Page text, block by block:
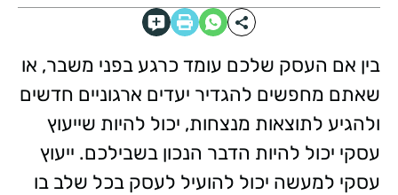
בין אם העסק שלכם עומד כרגע בפני משבר, או
שאתם מחפשים להגדיר יעדים ארגוניים חדשים
ולהגיע לתוצאות מנצחות, יכול להיות שייעוץ
עסקי יכול להיות הדבר הנכון בשבילכם. ייעוץ
עסקי למעשה יכול להועיל לעסק בכל שלב בו